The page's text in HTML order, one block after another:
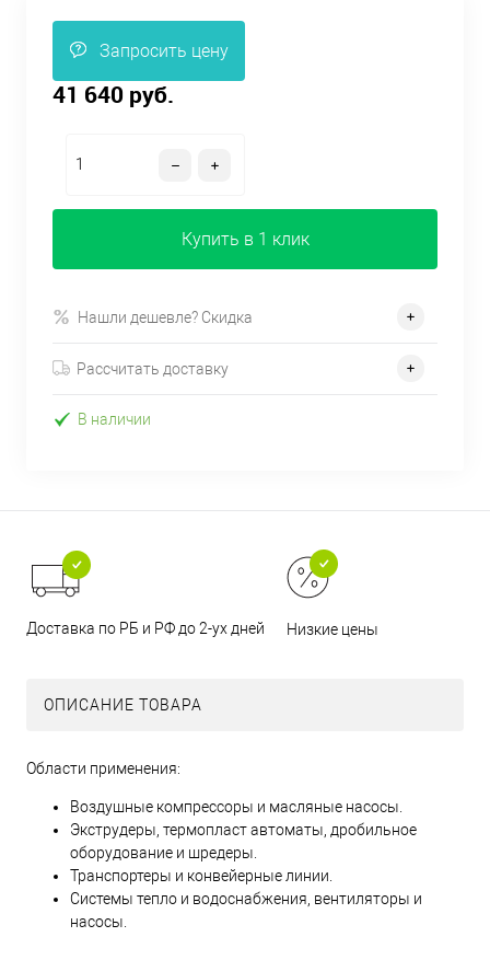
Запросить цену
41 640 руб.
Купить в 1 клик
Нашли дешевле? Скидка
Рассчитать доставку
В наличии
Доставка по РБ и РФ до 2-ух дней Низкие цены
ОПИСАНИЕ ТОВАРА
Области применения:
Воздушные компрессоры и масляные насосы.
Экструдеры, термопласт автоматы, дробильное
оборудование и шредеры.
Транспортеры и конвейерные линии.
Системы тепло и водоснабжения, вентиляторы и
насосы.